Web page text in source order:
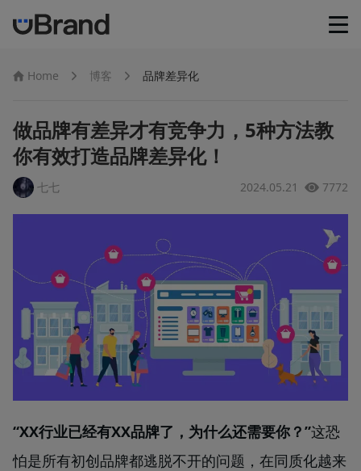
首页
智能Logo生成
品牌VI生成器
品牌Guideline
社交媒体图片生成器
品牌资源管理
定价
登录/注册
Home 博客 品牌差异化
做品牌有差异才有竞争力，5种方法教
你有效打造品牌差异化！
七七 2024.05.21 7772
“XX行业已经有XX品牌了，为什么还需要你？”这恐
怕是所有初创品牌都逃脱不开的问题，在同质化越来